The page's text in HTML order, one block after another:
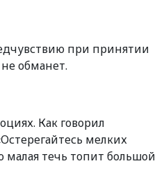
при принятии
обманет.
Как говорил
мелких
малая течь топит большой